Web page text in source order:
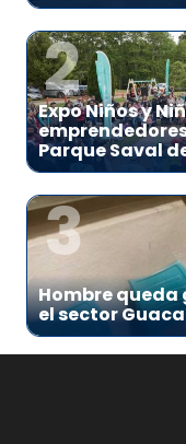
2
Expo Niños y
Parque Saval
3
Hombre queda
el sector